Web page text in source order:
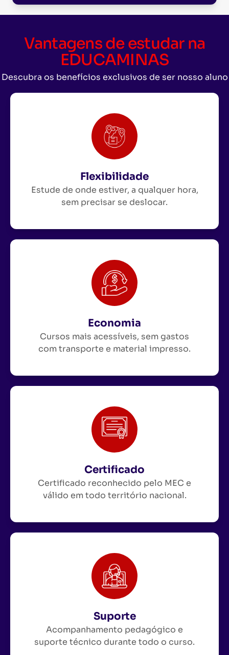
Vantagens de estudar na
EDUCAMINAS
Descubra os benefícios exclusivos de ser nosso aluno
Flexibilidade
Estude de onde estiver, a qualquer hora,
sem precisar se deslocar.
Economia
Cursos mais acessíveis, sem gastos
com transporte e material impresso.
Certificado
Certificado reconhecido pelo MEC e
válido em todo território nacional.
Suporte
Acompanhamento pedagógico e
suporte técnico durante todo o curso.